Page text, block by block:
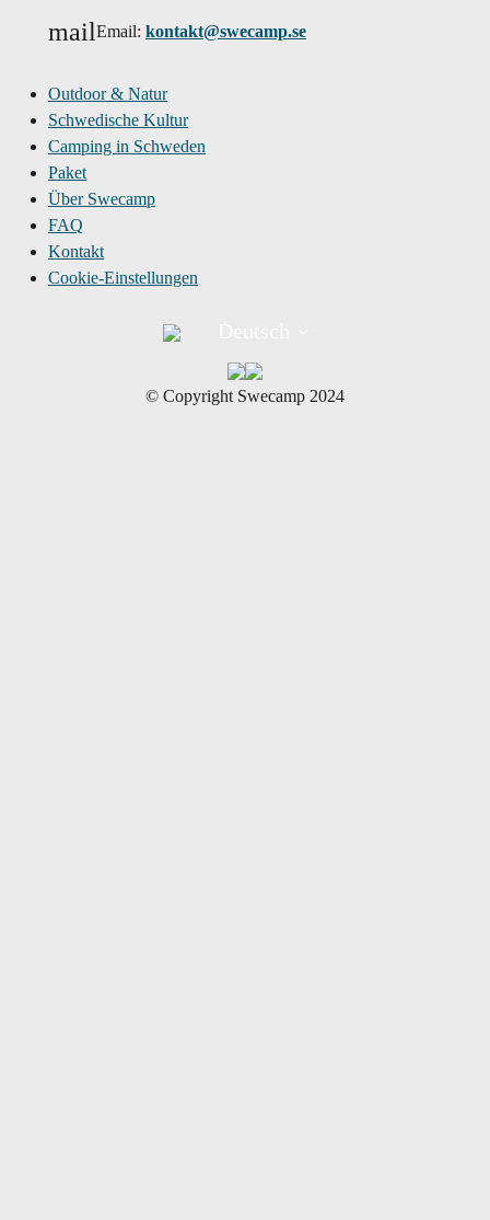
mailEmail: kontakt@swecamp.se
Outdoor & Natur
Schwedische Kultur
Camping in Schweden
Paket
Über Swecamp
FAQ
Kontakt
Cookie-Einstellungen
©︎ Copyright Swecamp 2024